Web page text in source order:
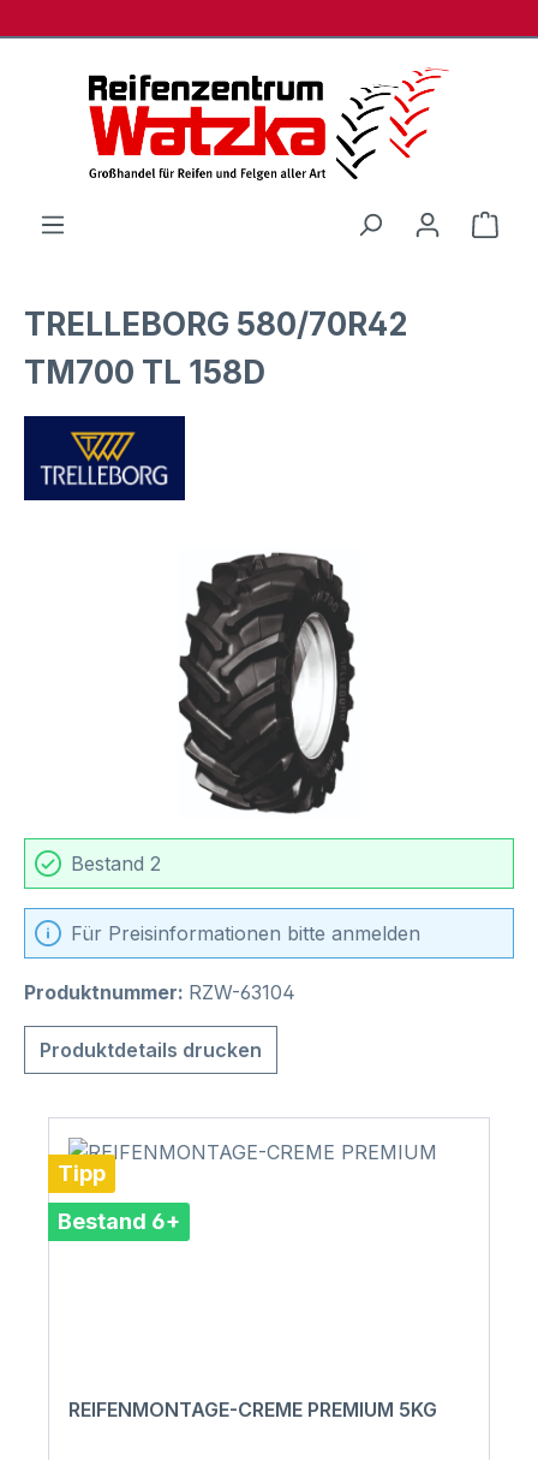
TRELLEBORG 580/70R42
TM700 TL 158D
Bildergalerie überspringen
Bestand 2
Für Preisinformationen bitte anmelden
Produktnummer: RZW-63104
Produktdetails drucken
Tipp
Bestand 6+
REIFENMONTAGE-CREME PREMIUM 5KG